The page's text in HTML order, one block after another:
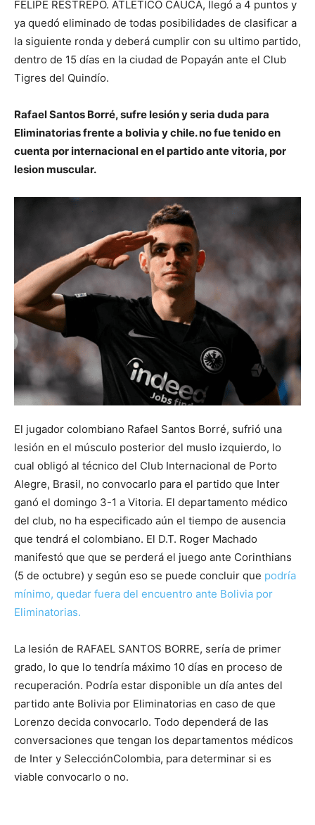
FELIPE RESTREPO. ATLETICO CAUCA, llegó a 4 puntos y
ya quedó eliminado de todas posibilidades de clasificar a
la siguiente ronda y deberá cumplir con su ultimo partido,
dentro de 15 días en la ciudad de Popayán ante el Club
Tigres del Quindío.
Rafael Santos Borré, sufre lesión y seria duda para
Eliminatorias frente a bolivia y chile. no fue tenido en
cuenta por internacional en el partido ante vitoria, por
lesion muscular.
El jugador colombiano Rafael Santos Borré, sufrió una
lesión en el músculo posterior del muslo izquierdo, lo
cual obligó al técnico del Club Internacional de Porto
Alegre, Brasil, no convocarlo para el partido que Inter
ganó el domingo 3-1 a Vitoria. El departamento médico
del club, no ha especificado aún el tiempo de ausencia
que tendrá el colombiano. El D.T. Roger Machado
manifestó que que se perderá el juego ante Corinthians
(5 de octubre) y según eso se puede concluir que podría
mínimo, quedar fuera del encuentro ante Bolivia por
Eliminatorias.
La lesión de RAFAEL SANTOS BORRE, sería de primer
grado, lo que lo tendría máximo 10 días en proceso de
recuperación. Podría estar disponible un día antes del
partido ante Bolivia por Eliminatorias en caso de que
Lorenzo decida convocarlo. Todo dependerá de las
conversaciones que tengan los departamentos médicos
de Inter y SelecciónColombia, para determinar si es
viable convocarlo o no.